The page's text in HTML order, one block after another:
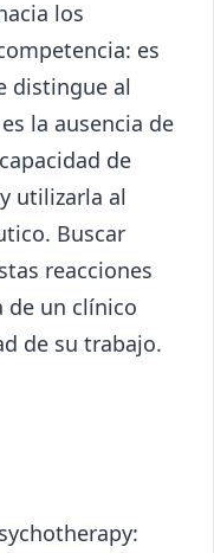
los
es
distingue al
la ausencia de
de
utilizarla al
Buscar
reacciones
de un clínico
de su trabajo.